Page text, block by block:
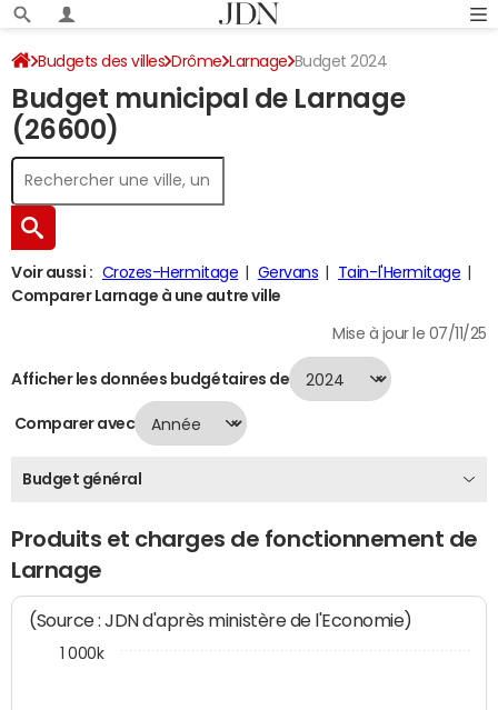
Budgets des villes Drôme Larnage Budget 2024
Budget municipal de Larnage
(26600)
Voir aussi : Crozes-Hermitage Gervans
Tain-l'Hermitage
Comparer Larnage à une autre ville
Mise à jour le 07/11/25
Afficher les données budgétaires de
Comparer avec
Budget général
Produits et charges de fonctionnement de
Larnage
(Source : JDN d'après ministère de l'Economie)
1 000k